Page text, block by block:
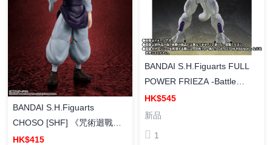
BANDAI S.H.Figuarts
CHOSO [SHF] 《咒術迴戰》
脹相
HK$415
BANDAI S.H.Figuarts FULL
POWER FRIEZA -Battle
Scarred Edition- [魂SHOP限
定] SHF 菲利 力量全開形態 -
HK$545
新品
1